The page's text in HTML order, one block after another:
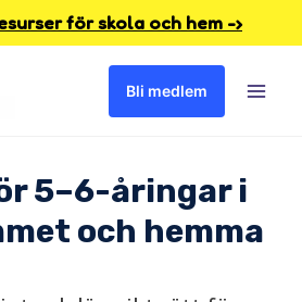
för skola och hem -›
Bli medlem
5–6-åringar i
och hemma